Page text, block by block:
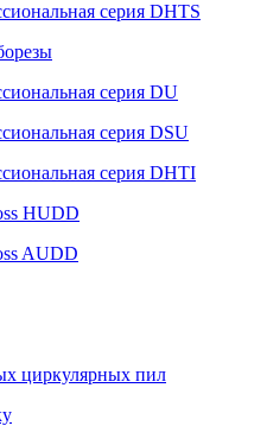
серия DHTS
серия DU
серия DSU
серия DHTI
HUDD
AUDD
циркулярных пил